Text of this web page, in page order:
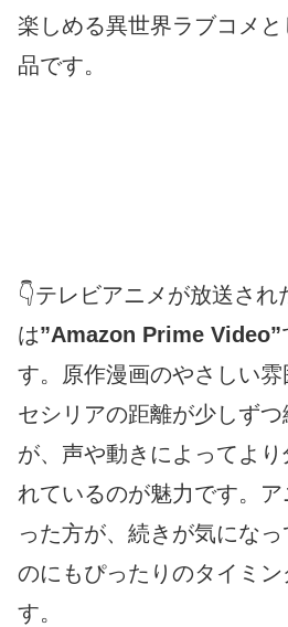
楽しめる異世界ラブコメ
品です。
👇テレビアニメが放送さ
は”Amazon Prime Video”
す。原作漫画のやさしい雰
セシリアの距離が少しず
が、声や動きによってよ
れているのが魅力です。
った方が、続きが気にな
のにもぴったりのタイミン
す。